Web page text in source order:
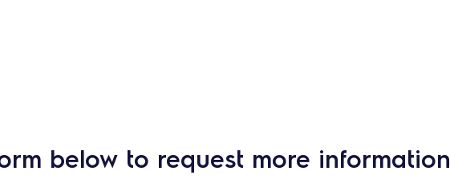
below to request more information